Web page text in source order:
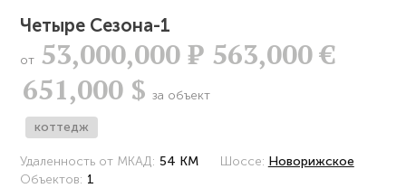
Четыре Сезона-1
от 53,000,000Р 563,000 €
651,000 $ за объект
коттедж
Удаленность от МКАД: 54 КМ Шоссе: Новорижское
Объектов: 1